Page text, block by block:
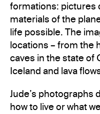
formations: pictures
materials of the
life possible. The
locations – from the
caves in the state of
Iceland and lava
Jude’s photographs
how to live or what